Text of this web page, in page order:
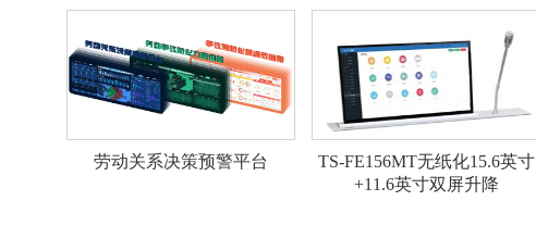
劳动关系决策预警平台
TS-FE156MT无纸化15.6英寸
+11.6英寸双屏升降